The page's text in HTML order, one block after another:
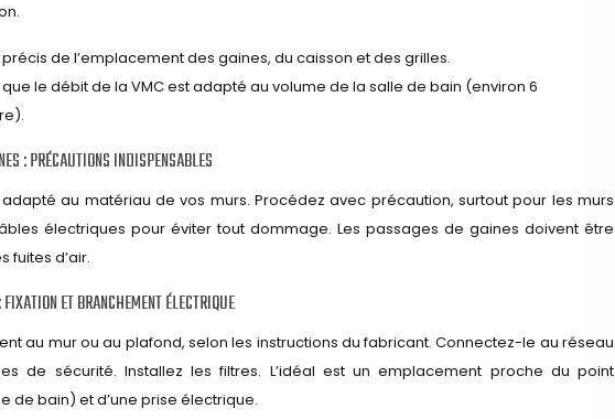
de l’emplacement des gaines, du caisson et des grilles.
le débit de la VMC est adapté au volume de la salle de bain (environ 6
: PRÉCAUTIONS INDISPENSABLES
au matériau de vos murs. Procédez avec précaution, surtout pour les murs
électriques pour éviter tout dommage. Les passages de gaines doivent être
fuites d’air.
ET BRANCHEMENT ÉLECTRIQUE
au mur ou au plafond, selon les instructions du fabricant. Connectez-le au réseau
de sécurité. Installez les filtres. L’idéal est un emplacement proche du point
de bain) et d’une prise électrique.